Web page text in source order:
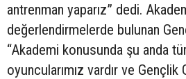
antrenman yaparız” dedi.
değerlendirmelerde bulunan
“Akademi konusunda şu anda
oyuncularımız vardır ve